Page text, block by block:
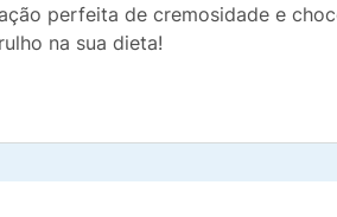
perfeita de cremosidade e
na sua dieta!